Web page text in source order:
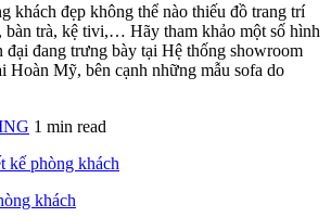
khách đẹp không thể nào thiếu đồ trang trí
bàn trà, kệ tivi,… Hãy tham khảo một số hình
đại đang trưng bày tại Hệ thống showroom
Hoàn Mỹ, bên cạnh những mẫu sofa do
Những
ghế
đẹp
1 min read
kế phòng khách
khách